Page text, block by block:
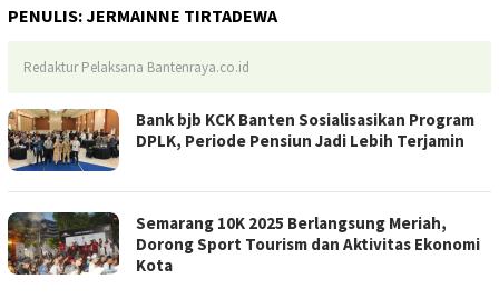
PENULIS:JERMAINNE TIRTADEWA
Redaktur Pelaksana Bantenraya.co.id
Bank bjb KCK Banten Sosialisasikan Program
DPLK, Periode Pensiun Jadi Lebih Terjamin
Semarang 10K 2025 Berlangsung Meriah,
Dorong Sport Tourism dan Aktivitas Ekonomi
Kota